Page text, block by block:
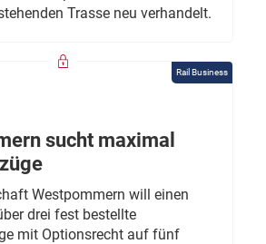
Trasse neu verhandelt.
Rail Business
sucht maximal
Westpommern will einen
drei fest bestellte
mit Optionsrecht auf fünf